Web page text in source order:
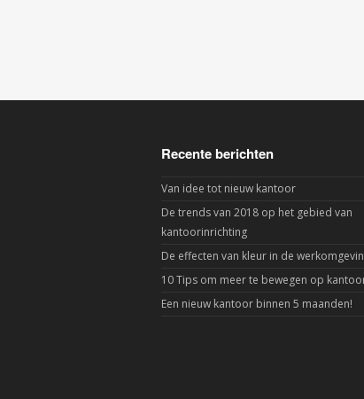
Recente berichten
Van idee tot nieuw kantoor
De trends van 2018 op het gebied van
kantoorinrichting
De effecten van kleur in de
10 Tips om meer te bewegen op
Een nieuw kantoor binnen 5 maanden!